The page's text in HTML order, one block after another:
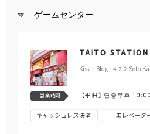
ゲームセンター
TAITO
Kisan Bldg., 4-2-2 Soto
営業時間 【平日】 연중무휴
キャッシュレス決済 エレベータ